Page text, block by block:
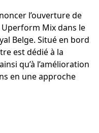
l’ouverture de
Mix dans le
Belge. Situé en bord
est dédié à la
qu’à l’amélioration
en une approche